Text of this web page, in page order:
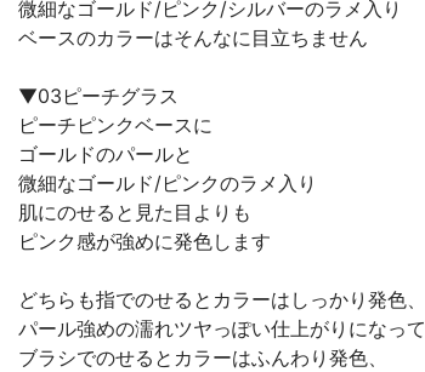
微細なゴールド/ピンク/シルバーのラメ入り
ベースのカラーはそんなに目立ちません
▼03ピーチグラス
ピーチピンクベースに
ゴールドのパールと
微細なゴールド/ピンクのラメ入り
肌にのせると見た目よりも
ピンク感が強めに発色します
どちらも指でのせるとカラーはしっかり発色、
パール強めの濡れツヤっぽい仕上がりになって
ブラシでのせるとカラーはふんわり発色、